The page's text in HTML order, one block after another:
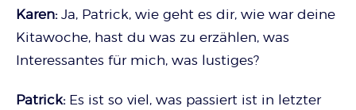
Karen: Ja, Patrick, wie geht es dir, wie war deine
Kitawoche, hast du was zu erzählen, was
Interessantes für mich, was lustiges?
Patrick: Es ist so viel, was passiert ist in letzter